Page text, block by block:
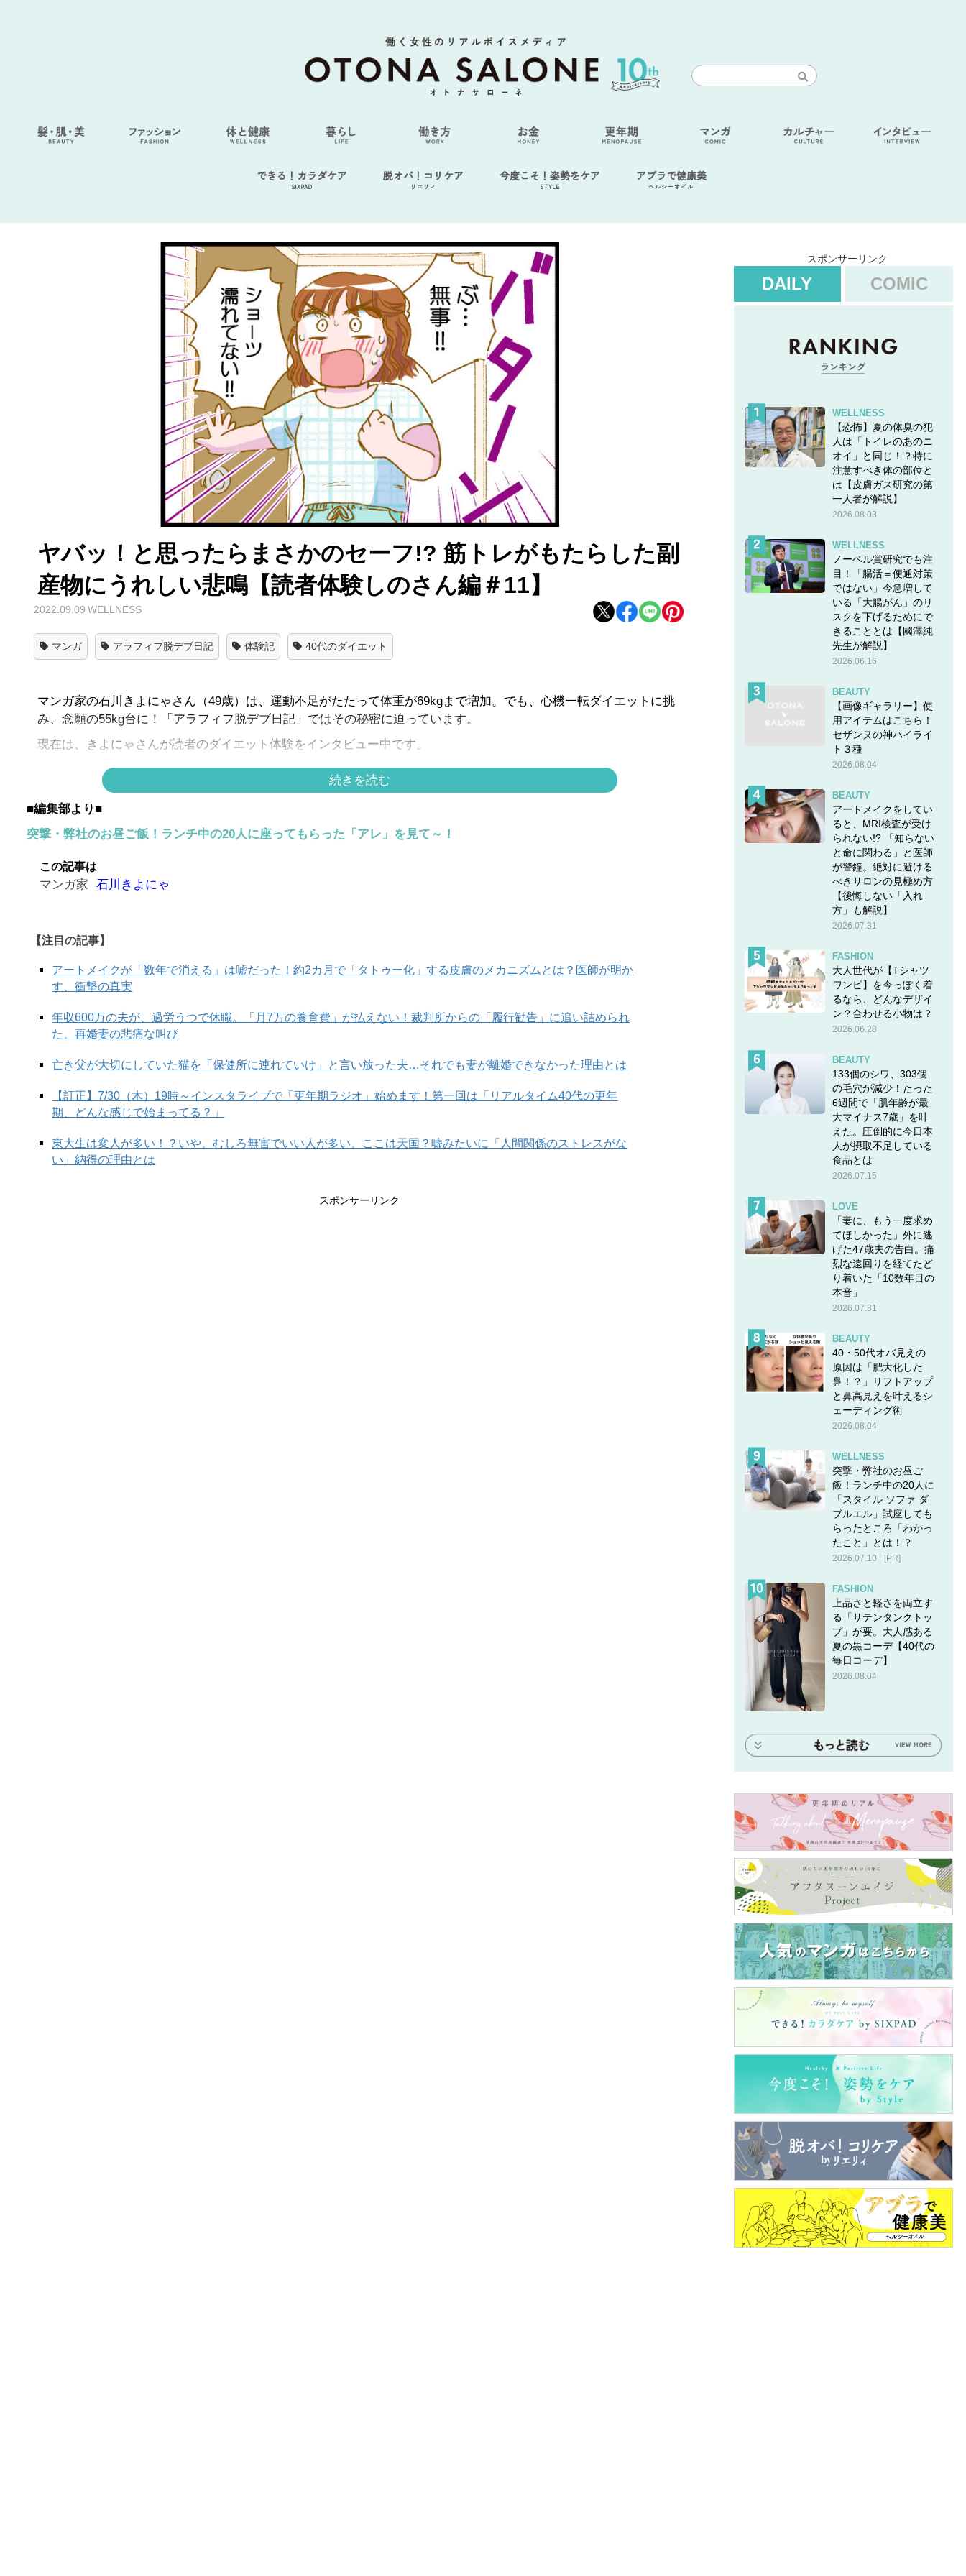
できる！カラダケア
SIXPAD
脱オバ！コリケア
リエリィ
今度こそ！姿勢をケア
STYLE
アブラで健康美
ヘルシーオイル
ヤバッ！と思ったらまさかのセーフ!? 筋トレがもたらした副
産物にうれしい悲鳴【読者体験しのさん編＃11】
2022.09.09 WELLNESS
マンガ アラフィフ脱デブ日記 体験記 40代のダイエット
マンガ家の石川きよにゃさん（49歳）は、運動不足がたたって体重が69kgまで増加。でも、心機一転ダイエットに挑
み、念願の55kg台に！「アラフィフ脱デブ日記」ではその秘密に迫っています。
現在は、きよにゃさんが読者のダイエット体験をインタビュー中です。
新たな成功者、しのさんの体験談のつづきです！
▶ ダイエット体験マンガ イッキ読みはこちら
「
きよ にゃ の実体験編」第１話は
こちら
「 きよにゃ
「知識を凝縮して実践したミウラタクヤさん編」第１話は
「家族の応援と豆腐パワー！ まみさん編」第１話は
続きを読む
■編集部より■
突撃・弊社のお昼ご飯！ランチ中の20人に座ってもらった「アレ」を見て～！
この記事は
マンガ家 石川きよにゃ
【注目の記事】
アートメイクが「数年で消える」は嘘だった！約2カ月で「タトゥー化」する皮膚のメカニズムとは？医師が明か
す、衝撃の真実
年収600万の夫が、過労うつで休職。「月7万の養育費」が払えない！裁判所からの「履行勧告」に追い詰められ
た、再婚妻の悲痛な叫び
亡き父が大切にしていた猫を「保健所に連れていけ」と言い放った夫…それでも妻が離婚できなかった理由とは
【訂正】7/30（木）19時～インスタライブで「更年期ラジオ」始めます！第一回は「リアルタイム40代の更年
期、どんな感じで始まってる？」
東大生は変人が多い！？いや、むしろ無害でいい人が多い、ここは天国？嘘みたいに「人間関係のストレスがな
い」納得の理由とは
スポンサーリンク
スポンサーリンク
DAILY COMIC
WELLNESS
【恐怖】夏の体臭の犯
人は「トイレのあのニ
オイ」と同じ！？特に
注意すべき体の部位と
は【皮膚ガス研究の第
一人者が解説】
2026.08.03
WELLNESS
ノーベル賞研究でも注
目！「腸活＝便通対策
ではない」今急増して
いる「大腸がん」のリ
スクを下げるためにで
きることとは【國澤純
先生が解説】
2026.06.16
BEAUTY
【画像ギャラリー】使
用アイテムはこちら！
セザンヌの神ハイライ
ト３種
2026.08.04
BEAUTY
アートメイクをしてい
ると、MRI検査が受け
られない!? 「知らない
と命に関わる」と医師
が警鐘。絶対に避ける
べきサロンの見極め方
【後悔しない「入れ
方」も解説】
2026.07.31
FASHION
大人世代が【Tシャツ
ワンピ】を今っぽく着
るなら、どんなデザイ
ン？合わせる小物は？
2026.06.28
BEAUTY
133個のシワ、303個
の毛穴が減少！たった
6週間で「肌年齢が最
大マイナス7歳」を叶
えた。圧倒的に今日本
人が摂取不足している
食品とは
2026.07.15
LOVE
「妻に、もう一度求め
てほしかった」外に逃
げた47歳夫の告白。痛
烈な遠回りを経てたど
り着いた「10数年目の
本音」
2026.07.31
BEAUTY
40・50代オバ見えの
原因は「肥大化した
鼻！？」リフトアップ
と鼻高見えを叶えるシ
ェーディング術
2026.08.04
WELLNESS
突撃・弊社のお昼ご
飯！ランチ中の20人に
「スタイル ソファ ダ
ブルエル」試座しても
らったところ「わかっ
たこと」とは！？
2026.07.10 [PR]
FASHION
上品さと軽さを両立す
る「サテンタンクトッ
プ」が要。大人感ある
夏の黒コーデ【40代の
毎日コーデ】
2026.08.04